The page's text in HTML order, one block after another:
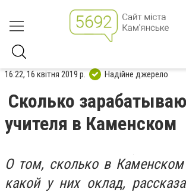
16:22, 16 квітня 2019 р. Надійне джерело
Сколько
учителя в Каменском
О том, сколько в Каменском
какой у них оклад,